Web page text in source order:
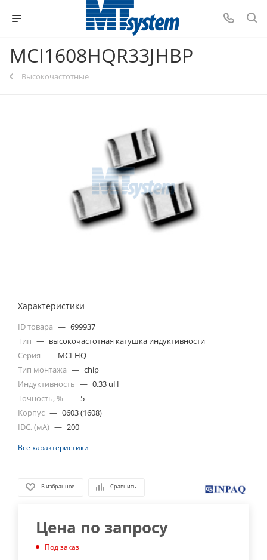
MCI1608HQR33JHBP
Высокочастотные
Характеристики
ID товара — 699937
Тип — высокочастотная катушка индуктивности
Серия — MCI-HQ
Тип монтажа — chip
Индуктивность — 0,33 uH
Точность, % — 5
Корпус — 0603 (1608)
IDC, (мА) — 200
Все характеристики
В избранное Сравнить
Цена по запросу
Под заказ